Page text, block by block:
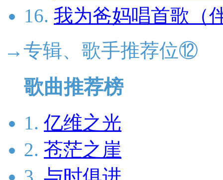
16. 我为爸妈唱首歌（
→专辑、歌手推荐位⑫
歌曲推荐榜
1. 亿维之光
2. 苍茫之崖